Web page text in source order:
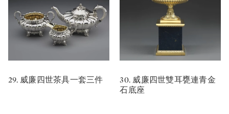
29. 威廉四世茶具一套三件
30. 威廉四世雙耳甕連青金
石底座